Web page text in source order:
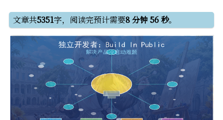
文章共5351字，阅读完预计需要8 分钟 56 秒。